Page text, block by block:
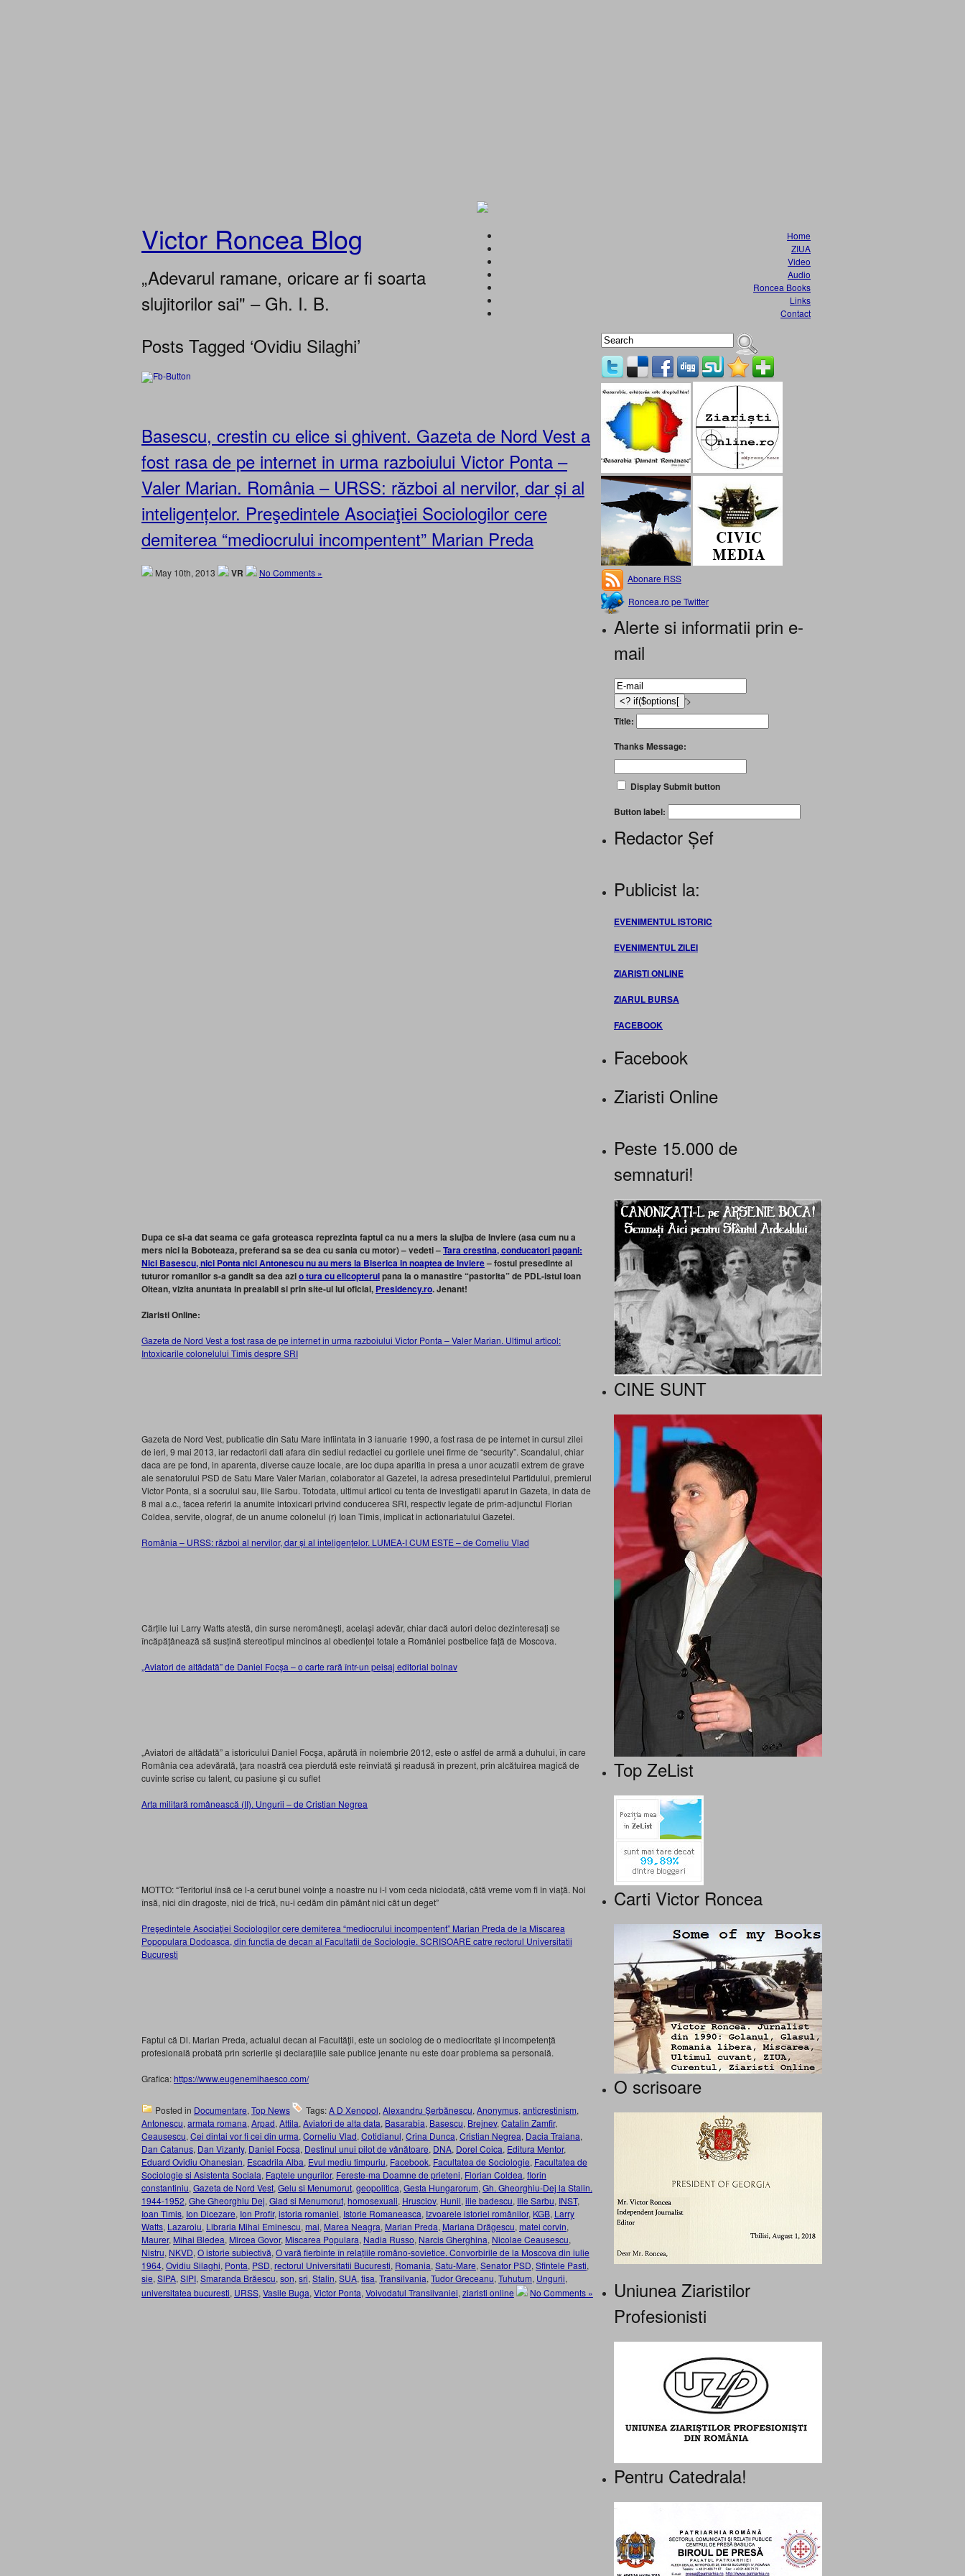
Victor Roncea Blog
„Adevarul ramane, oricare ar fi soarta
slujitorilor sai" – Gh. I. B.
Home
ZIUA
Video
Audio
Roncea Books
Links
Contact
Posts Tagged ‘Ovidiu Silaghi’
Basescu, crestin cu elice si ghivent. Gazeta de Nord Vest a
fost rasa de pe internet in urma razboiului Victor Ponta –
Valer Marian. România – URSS: război al nervilor, dar și al
inteligențelor. Preşedintele Asociaţiei Sociologilor cere
demiterea “mediocrului incompentent” Marian Preda
May 10th, 2013 VR No Comments »
Dupa ce si-a dat seama ce gafa groteasca reprezinta faptul ca nu a mers la slujba de Inviere (asa cum nu a
mers nici la Boboteaza, preferand sa se dea cu sania cu motor) – vedeti –Tara crestina, conducatori pagani:
Nici Basescu, nici Ponta nici Antonescu nu au mers la Biserica in noaptea de Inviere– fostul presedinte al
tuturor romanilor s-a gandit sa dea azio tura cu elicopterulpana la o manastire “pastorita” de PDL-istul Ioan
Oltean, vizita anuntata in prealabil si prin site-ul lui oficial, Presidency.ro. Jenant!
Ziaristi Online:
Gazeta de Nord Vest a fost rasa de pe internet in urma razboiului Victor Ponta – Valer Marian. Ultimul articol:
Intoxicarile colonelului Timis despre SRI
Gazeta de Nord Vest, publicatie din Satu Mare infiintata in 3 ianuarie 1990, a fost rasa de pe internet in cursul zilei
de ieri, 9 mai 2013, iar redactorii dati afara din sediul redactiei cu gorilele unei firme de “security”. Scandalul, chiar
daca are pe fond, in aparenta, diverse cauze locale, are loc dupa aparitia in presa a unor acuzatii extrem de grave
ale senatorului PSD de Satu Mare Valer Marian, colaborator al Gazetei, la adresa presedintelui Partidului, premierul
Victor Ponta, si a socrului sau, Ilie Sarbu. Totodata, ultimul articol cu tenta de investigatii aparut in Gazeta, in data de
8 mai a.c., facea referiri la anumite intoxicari privind conducerea SRI, respectiv legate de prim-adjunctul Florian
Coldea, servite, olograf, de un anume colonelul (r) Ioan Timis, implicat in actionariatului Gazetei.
România – URSS: război al nervilor, dar și al inteligențelor. LUMEA-I CUM ESTE – de Corneliu Vlad
Cărțile lui Larry Watts atestă, din surse neromânești, același adevăr, chiar dacă autori deloc dezinteresați se
încăpățânează să susțină stereotipul mincinos al obedienței totale a României postbelice față de Moscova.
„Aviatori de altădată” de Daniel Focşa – o carte rară într-un peisaj editorial bolnav
„Aviatori de altădată” a istoricului Daniel Focşa, apărută în noiembrie 2012, este o astfel de armă a duhului, în care
România cea adevărată, ţara noastră cea pierdută este reînviată şi readusă în prezent, prin alcătuirea magică de
cuvinte scrise cu talent, cu pasiune şi cu suflet
Arta militară românească (II). Ungurii – de Cristian Negrea
MOTTO: “Teritoriul însă ce l-a cerut bunei voințe a noastre nu i-l vom ceda niciodată, câtă vreme vom fi în viață. Noi
însă, nici din dragoste, nici de frică, nu-i cedăm din pământ nici cât un deget”
Preşedintele Asociaţiei Sociologilor cere demiterea “mediocrului incompentent” Marian Preda de la Miscarea
Popopulara Dodoasca, din functia de decan al Facultatii de Sociologie. SCRISOARE catre rectorul Universitatii
Bucuresti
Faptul că Dl. Marian Preda, actualul decan al Facultăţii, este un sociolog de o mediocritate și incompetență
profesională probată prin scrierile și declarațiile sale publice jenante nu este doar problema sa personală.
Grafica:https://www.eugenemihaesco.com/
Posted in Documentare, Top News Tags:A D Xenopol, Alexandru Şerbănescu, Anonymus, anticrestinism,
Antonescu, armata romana, Arpad, Attila, Aviatori de alta data, Basarabia, Basescu, Brejnev, Catalin Zamfir,
Ceausescu, Cei dintai vor fi cei din urma, Corneliu Vlad, Cotidianul, Crina Dunca, Cristian Negrea, Dacia Traiana,
Dan Catanus, Dan Vizanty, Daniel Focsa, Destinul unui pilot de vânătoare, DNA, Dorel Coica, Editura Mentor,
Eduard Ovidiu Ohanesian, Escadrila Alba, Evul mediu timpuriu, Facebook, Facultatea de Sociologie, Facultatea de
Sociologie si Asistenta Sociala, Faptele ungurilor, Fereste-ma Doamne de prieteni, Florian Coldea, florin
constantiniu, Gazeta de Nord Vest, Gelu si Menumorut, geopolitica, Gesta Hungarorum, Gh. Gheorghiu-Dej la Stalin.
1944-1952, Ghe Gheorghiu Dej, Glad si Menumorut, homosexuali, Hrusciov, Hunii, ilie badescu, Ilie Sarbu, INST,
Ioan Timis, Ion Dicezare, Ion Profir, istoria romaniei, Istorie Romaneasca, Izvoarele istoriei românilor, KGB, Larry
Watts, Lazaroiu, Libraria Mihai Eminescu, mai, Marea Neagra, Marian Preda, Mariana Drăgescu, matei corvin,
Maurer, Mihai Bledea, Mircea Govor, Miscarea Populara, Nadia Russo, Narcis Gherghina, Nicolae Ceausescu,
Nistru, NKVD, O istorie subiectivă, O vară fierbinte în relațiile româno-sovietice. Convorbirile de la Moscova din iulie
1964, Ovidiu Silaghi, Ponta, PSD, rectorul Universitatii Bucuresti, Romania, Satu-Mare, Senator PSD, Sfintele Pasti,
sie, SIPA, SIPI, Smaranda Brăescu, son, sri, Stalin, SUA, tisa, Transilvania, Tudor Greceanu, Tuhutum, Ungurii,
universitatea bucuresti, URSS, Vasile Buga, Victor Ponta, Voivodatul Transilvaniei, ziaristi online No Comments »
Abonare RSS
Roncea.ro pe Twitter
Alerte si informatii prin e-
mail
'>
Title:
Thanks Message:
Display Submit button
Button label:
Redactor Șef
Publicist la:
EVENIMENTUL ISTORIC
EVENIMENTUL ZILEI
ZIARISTI ONLINE
ZIARUL BURSA
FACEBOOK
Facebook
Ziaristi Online
Peste 15.000 de
semnaturi!
CINE SUNT
Top ZeList
Carti Victor Roncea
O scrisoare
Uniunea Ziaristilor
Profesionisti
Pentru Catedrala!